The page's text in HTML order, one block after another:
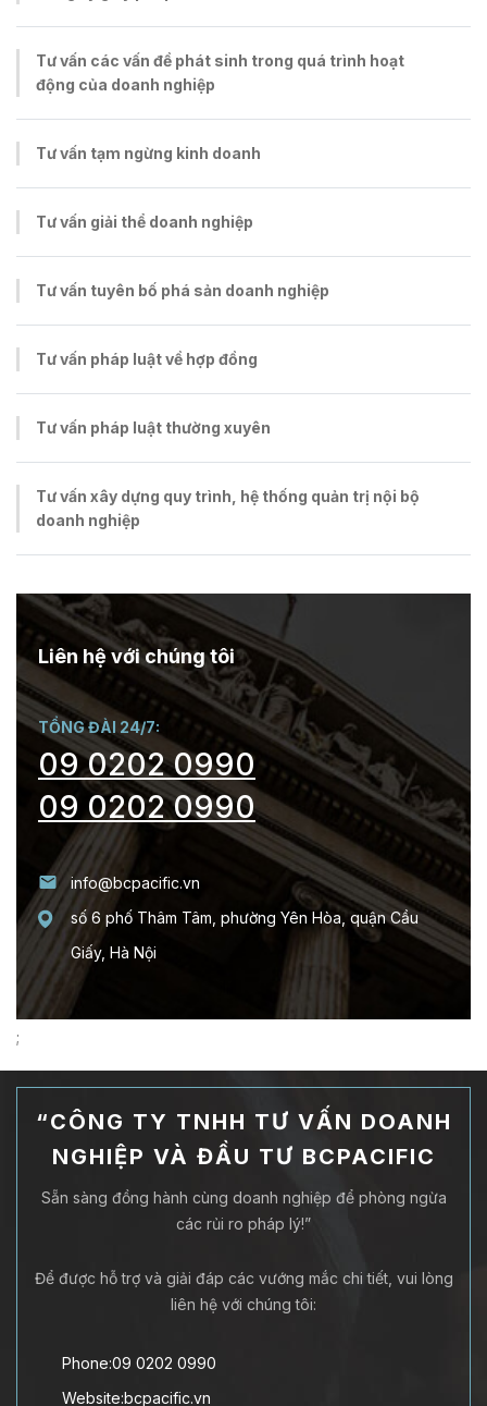
Tư vấn các vấn đề phát sinh trong quá trình hoạt
động của doanh nghiệp
Tư vấn tạm ngừng kinh doanh
Tư vấn giải thể doanh nghiệp
Tư vấn tuyên bố phá sản doanh nghiệp
Tư vấn pháp luật về hợp đồng
Tư vấn pháp luật thường xuyên
Tư vấn xây dựng quy trình, hệ thống quản trị nội bộ
doanh nghiệp
Liên hệ với chúng tôi
TỔNG ĐÀI 24/7:
09 0202 0990
09 0202 0990
info@bcpacific.vn
số 6 phố Thâm Tâm, phường Yên Hòa, quận Cầu
Giấy, Hà Nội
;
“CÔNG TY TNHH TƯ VẤN DOANH
NGHIỆP VÀ ĐẦU TƯ BCPACIFIC
Sẵn sàng đồng hành cùng doanh nghiệp để phòng ngừa
các rủi ro pháp lý!”
Để được hỗ trợ và giải đáp các vướng mắc chi tiết, vui lòng
liên hệ với chúng tôi:
Phone:09 0202 0990
Website:bcpacific.vn